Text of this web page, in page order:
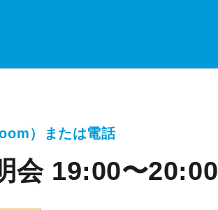
）または電話
会 19:00〜20:00